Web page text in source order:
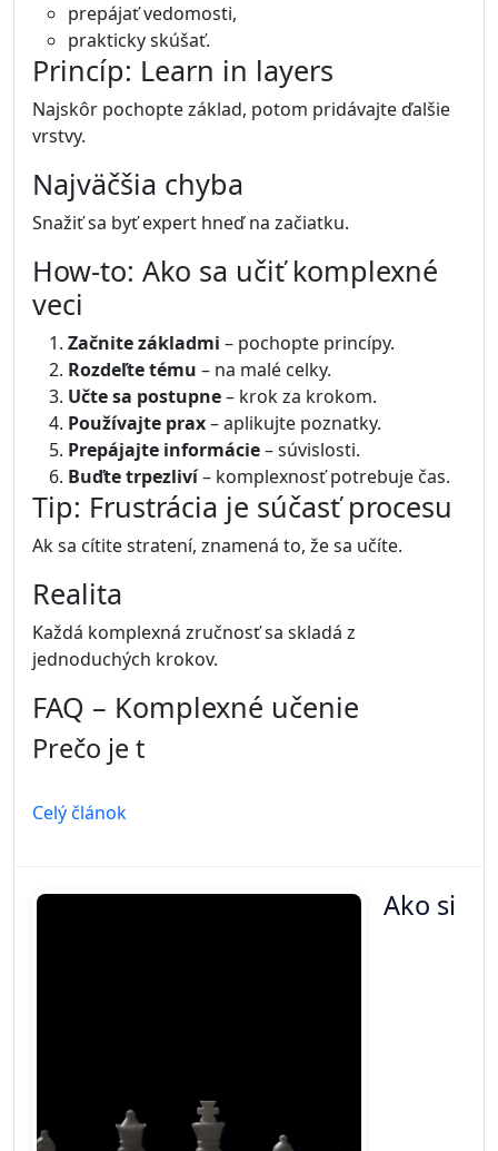
prepájať vedomosti,
prakticky skúšať.
Princíp: Learn in layers
Najskôr pochopte základ, potom pridávajte ďalšie
vrstvy.
Najväčšia chyba
Snažiť sa byť expert hneď na začiatku.
How-to: Ako sa učiť komplexné
veci
Začnite základmi – pochopte princípy.
Rozdeľte tému – na malé celky.
Učte sa postupne– krok za krokom.
Používajte prax– aplikujte poznatky.
Prepájajte informácie– súvislosti.
Buďte trpezliví– komplexnosť potrebuje čas.
Tip: Frustrácia je súčasť procesu
Ak sa cítite stratení, znamená to, že sa učíte.
Realita
Každá komplexná zručnosť sa skladá z
jednoduchých krokov.
FAQ – Komplexné učenie
Prečo je t
Celý článok
Ako si